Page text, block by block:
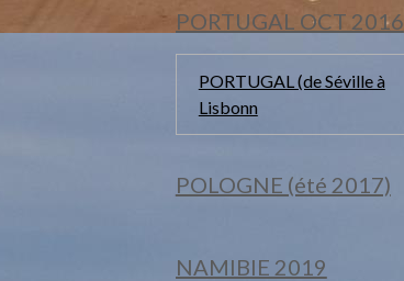
PORTUGAL OCT 2016
PORTUGAL (de Séville à
Lisbonn
POLOGNE (été 2017)
NAMIBIE 2019